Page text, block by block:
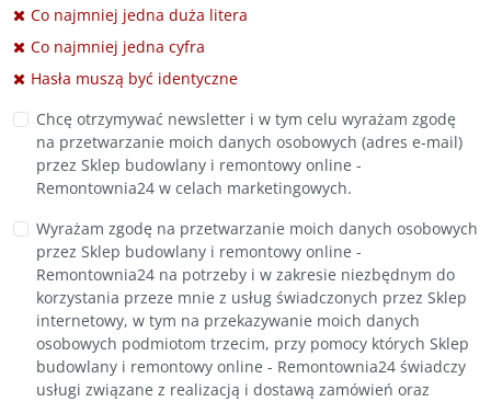
Co najmniej jedna duża litera
Co najmniej jedna cyfra
Hasła muszą być identyczne
Chcę otrzymywać newsletter i w tym celu wyrażam zgodę
na przetwarzanie moich danych osobowych (adres e-mail)
przez Sklep budowlany i remontowy online -
Remontownia24 w celach marketingowych.
Wyrażam zgodę na przetwarzanie moich danych osobowych
przez Sklep budowlany i remontowy online -
Remontownia24 na potrzeby i w zakresie niezbędnym do
korzystania przeze mnie z usług świadczonych przez Sklep
internetowy, w tym na przekazywanie moich danych
osobowych podmiotom trzecim, przy pomocy których Sklep
budowlany i remontowy online - Remontownia24 świadczy
usługi związane z realizacją i dostawą zamówień oraz